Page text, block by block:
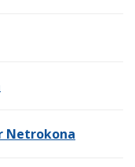
Netrokona